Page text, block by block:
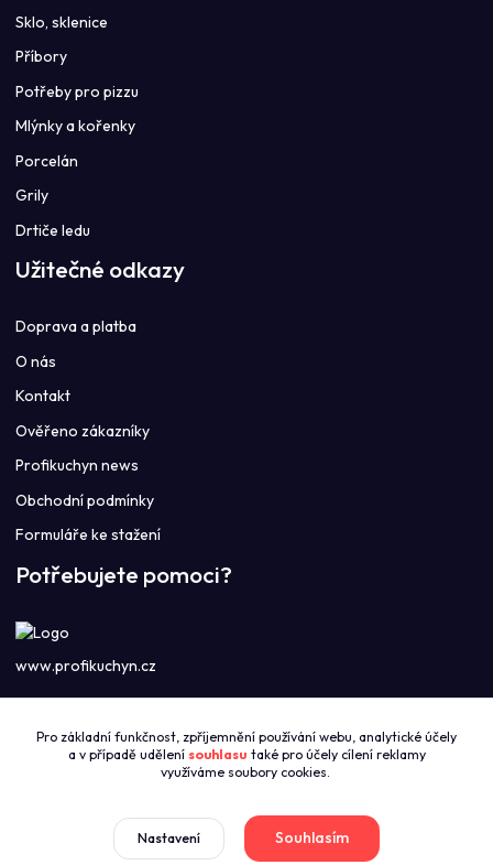
Sklo, sklenice
Příbory
Potřeby pro pizzu
Mlýnky a kořenky
Porcelán
Grily
Drtiče ledu
Užitečné odkazy
Doprava a platba
O nás
Kontakt
Ověřeno zákazníky
Profikuchyn news
Obchodní podmínky
Formuláře ke stažení
Potřebujete pomoci?
www.profikuchyn.cz
+420774421626
(Po-Pá 8:00-16:00)
sales@profikuchyn.cz
Pro základní funkčnost, zpříjemnění používání webu, analytické účely
a v případě udělení souhlasu také pro účely cílení reklamy
využíváme soubory cookies.
Nastavení Souhlasím